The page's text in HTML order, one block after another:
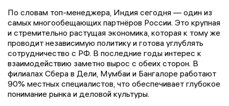
По словам топ-менеджера, Индия сегодня — один из
самых многообещающих партнёров России. Это крупная
и стремительно растущая экономика, которая к тому же
проводит независимую политику и готова углублять
сотрудничество с РФ. В последние годы интерес к
взаимодействию заметно вырос с обеих сторон. В
филиалах Сбера в Дели, Мумбаи и Бангалоре работают
90% местных специалистов, что обеспечивает глубокое
понимание рынка и деловой культуры.